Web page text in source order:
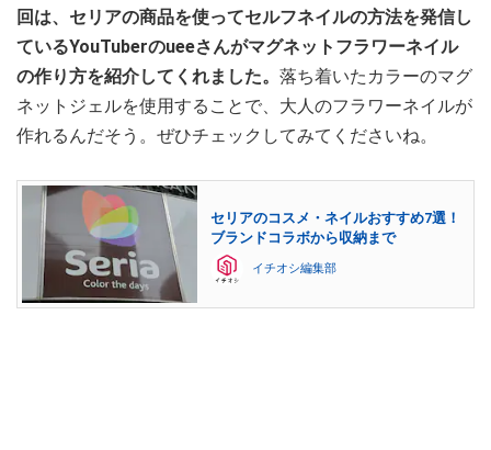
回は、セリアの商品を使ってセルフネイルの方法を発信し
ているYouTuberのueeさんがマグネットフラワーネイル
の作り方を紹介してくれました。 落ち着いたカラーのマグ
ネットジェルを使用することで、大人のフラワーネイルが
作れるんだそう。ぜひチェックしてみてくださいね。
セリアのコスメ・ネイルおすすめ7選！
ブランドコラボから収納まで
イチオシ編集部